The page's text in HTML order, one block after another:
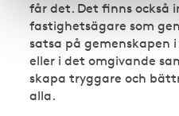
får det. Det finns också
fastighetsägare som
satsa på gemenskapen
eller i det omgivande
skapa tryggare och
alla.